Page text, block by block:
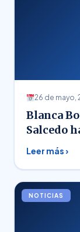
26 de mayo,
Blanca
Salcedo
Leer más ›
NOTICIAS